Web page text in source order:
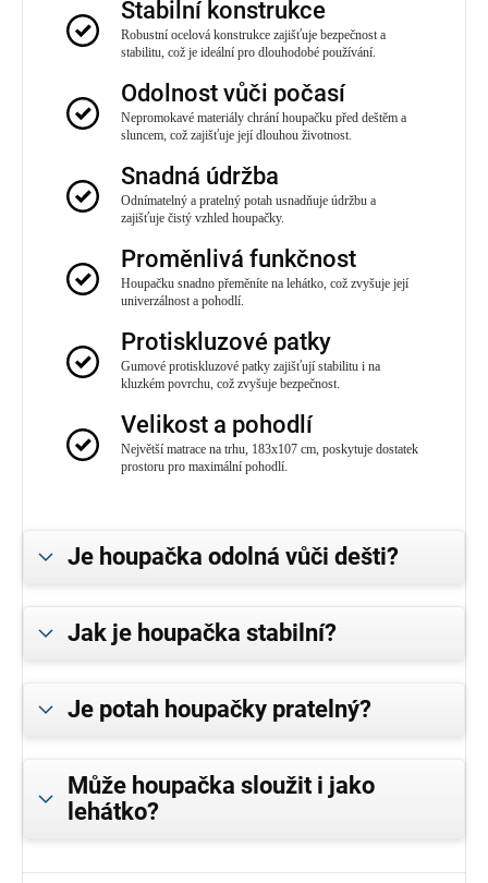
Stabilní konstrukce
Robustní ocelová konstrukce zajišťuje bezpečnost a
stabilitu, což je ideální pro dlouhodobé používání.
Odolnost vůči počasí
Nepromokavé materiály chrání houpačku před deštěm a
sluncem, což zajišťuje její dlouhou životnost.
Snadná údržba
Odnímatelný a pratelný potah usnadňuje údržbu a
zajišťuje čistý vzhled houpačky.
Proměnlivá funkčnost
Houpačku snadno přeměníte na lehátko, což zvyšuje její
univerzálnost a pohodlí.
Protiskluzové patky
Gumové protiskluzové patky zajišťují stabilitu i na
kluzkém povrchu, což zvyšuje bezpečnost.
Velikost a pohodlí
Největší matrace na trhu, 183x107 cm, poskytuje dostatek
prostoru pro maximální pohodlí.
Je houpačka odolná vůči dešti?
Jak je houpačka stabilní?
Je potah houpačky pratelný?
Může houpačka sloužit i jako
lehátko?